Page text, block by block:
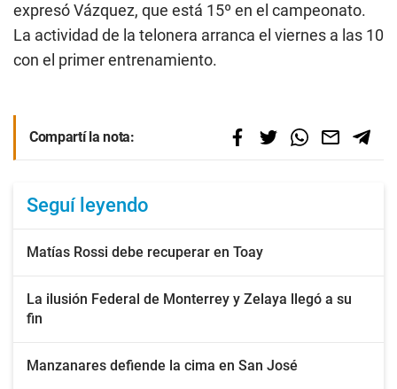
expresó Vázquez, que está 15º en el campeonato.
La actividad de la telonera arranca el viernes a las 10
con el primer entrenamiento.
Compartí la nota:
Seguí leyendo
Matías Rossi debe recuperar en Toay
La ilusión Federal de Monterrey y Zelaya llegó a su
fin
Manzanares defiende la cima en San José